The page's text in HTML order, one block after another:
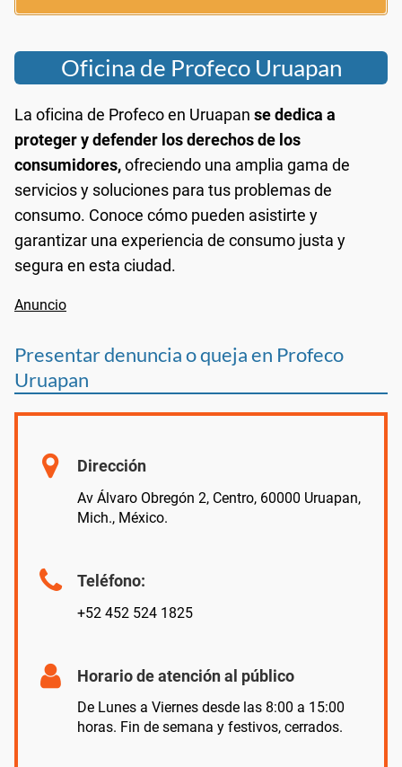
Oficina de Profeco Uruapan
La oficina de Profeco en Uruapan se dedica a
proteger y defender los derechos de los
consumidores,ofreciendo una amplia gama de
servicios y soluciones para tus problemas de
consumo. Conoce cómo pueden asistirte y
garantizar una experiencia de consumo justa y
segura en esta ciudad.
Presentar denuncia o queja en Profeco
Uruapan
Dirección
Av Álvaro Obregón 2, Centro, 60000 Uruapan,
Mich., México.
Teléfono:
+52 452 524 1825
Horario de atención al público
De Lunes a Viernes desde las 8:00 a 15:00
horas. Fin de semana y festivos, cerrados.